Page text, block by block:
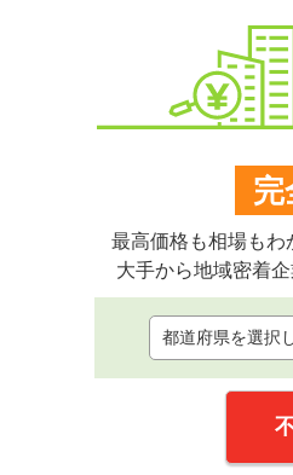
完
最高価格も相場もわ
大手から地域密着企